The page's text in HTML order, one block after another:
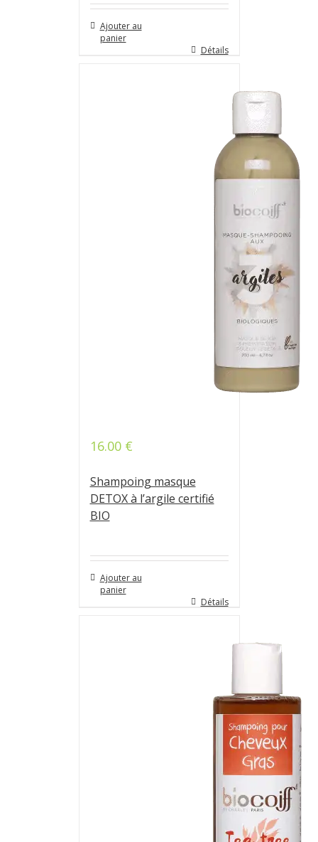
Ajouter au
panier
Détails
16.00 €
Shampoing masque
DETOX à l’argile certifié
BIO
Ajouter au
panier
Détails